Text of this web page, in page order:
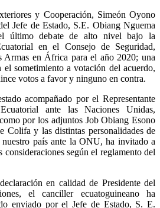
y Cooperación, Simeón Oyono
Jefe de Estado, S.E. Obiang Nguema
último debate de alto nivel bajo la
en el Consejo de Seguridad,
Armas en África para el año 2020; una
sometimiento a votación del acuerdo,
votos a favor y ninguno en contra.
acompañado por el Representante
ante las Naciones Unidas,
por los adjuntos Job Obiang Esono
Colifa y las distintas personalidades de
país ante la ONU, ha invitado a
consideraciones según el reglamento del
en calidad de Presidente del
el canciller ecuatoguineano ha
enviado por el Jefe de Estado, S. E.